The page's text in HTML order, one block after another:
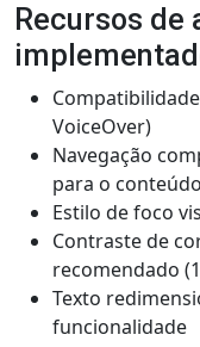
Recursos
VoiceOver)
Navegação
para o
Estilo de foco
Contraste de
recomendado
Texto
funcionalidade